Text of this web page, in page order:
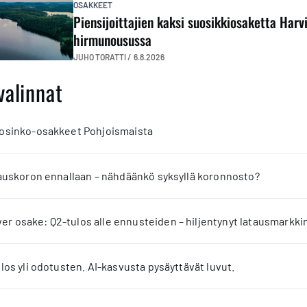
OSAKKEET
Piensijoittajien kaksi suosikkiosaketta
hirmunousussa
JUHO TORATTI / 6.8.2026
osakkeet Pohjoismaista
ennallaan – nähdäänkö syksyllä koronnosto?
osake: Q2-tulos alle ennusteiden – hiljentynyt
yli odotusten. AI-kasvusta pysäyttävät luvut.